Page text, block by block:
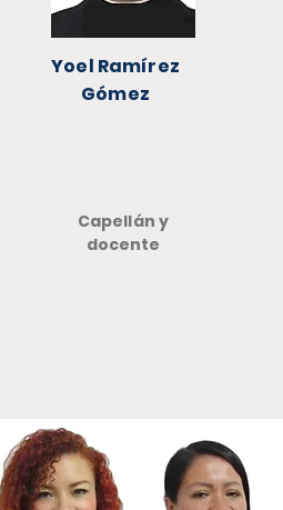
Yoel Ramírez
Gómez
Capellán y
docente